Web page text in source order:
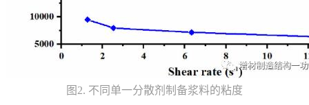
图2. 不同单一分散剂制备浆料的粘度